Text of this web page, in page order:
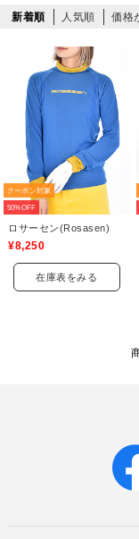
新着順 人気順 価格
クーポン対象
50%OFF
ロサーセン(Rosasen)
¥8,250
在庫表をみる